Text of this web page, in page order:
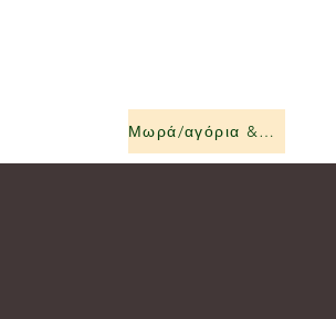
Μωρά/αγόρια &amp; κορίτσια